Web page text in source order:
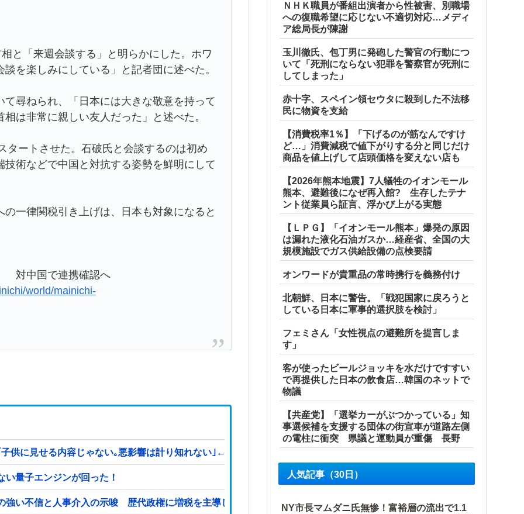
「来週会談する」と明らかにした。ホワ
を楽しみにしている」と記者団に述べた。
尋ねられ、「日本には大きな敬意を持って
は非常に親しい友人だった」と述べた。
ートさせた。石破氏と会談するのは初め
術などで中国と対抗する姿勢を鮮明にして
一律関税引き上げは、日本も対象になると
対中国で連携確認へ
world/mainichi-
供に見せる内容じゃない｡悪影響は計り知れない｣←これw w w w w w w w w
量子エンジンが回った！
強い不信と人事介入の示唆 歴代政権に増税を主導してきた財務省、高市内閣に完全敗北
ＮＨＫ職員が番組出演者から性被害、別職場
への復職希望に応じない不適切対応…メディ
ア総局長が陳謝
玉川徹氏、包丁男に発砲した警官の行動につ
いて「死刑にならない犯罪を警察官が死刑に
してしまった」
赤十字、スペイン領セウタに殺到した不法移
民に物資を支給
【消費税率1％】「下げるのが筋なんですけ
ど…」消費減税で値下がりする分と同じだけ
商品を値上げして店頭価格を変えない店も
【2026年熊本地震】7人犠牲のイオンモール
熊本、避難後になぜ再入館? 生存したテナ
ント従業員ら証言、浮かび上がる実態
【ＬＰＧ】「イオンモール熊本」爆発の原因
は漏れた液化石油ガスか…経産省、全国の大
規模施設でガス供給設備の点検要請
オンワードが貴重品の常時携行を義務付け
北朝鮮、日本に警告。「戦犯国家に戻ろうと
している日本に軍事的選択肢を検討」
フェミさん「女性視点の避難所を提言しま
す」
客が使ったビールジョッキを水だけですすい
で再提供した日本の飲食店…韓国のネットで
物議
【共産党】「選挙カーがぶつかっている」知
事選候補を支援する団体の街宣車が道路左側
の電柱に衝突 県議と運動員が重傷 長野
人気記事（30日）
NY市長マムダニ氏無惨！富裕層の流出で1.1